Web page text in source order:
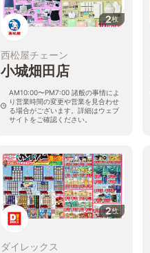
2枚
西松屋チェーン
小城畑田店
AM10:00〜PM7:00 諸般の事情によ
り営業時間の変更や営業を見合わせ
る場合がございます。詳細はウェブ
サイトをご確認ください。
2枚
ダイレックス